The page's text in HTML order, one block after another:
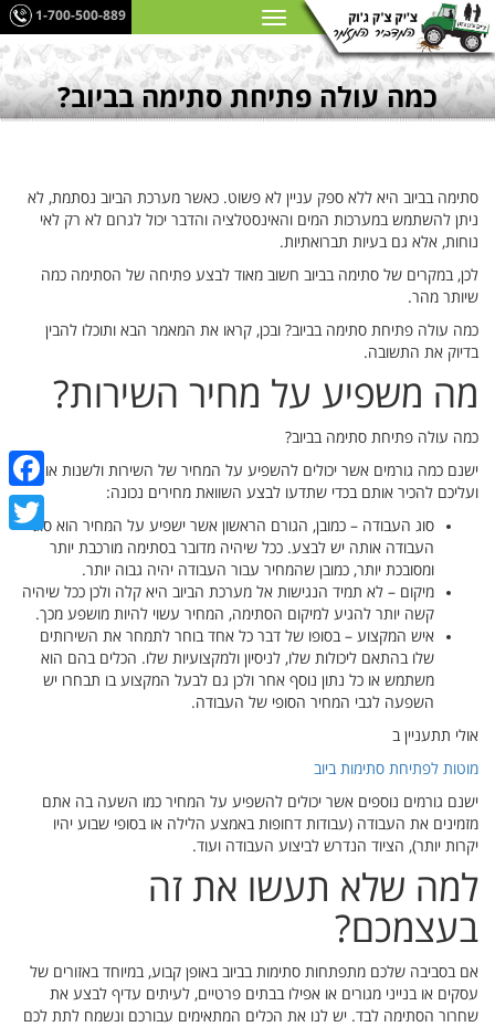
1-700-500-889
כמה עולה פתיחת סתימה בביוב?
סתימה בביוב היא ללא ספק עניין לא פשוט. כאשר מערכת הביוב נסתמת, לא
ניתן להשתמש במערכות המים והאינסטלציה והדבר יכול לגרום לא רק לאי
נוחות, אלא גם בעיות תברואתיות.
לכן, במקרים של סתימה בביוב חשוב מאוד לבצע פתיחה של הסתימה כמה
שיותר מהר.
כמה עולה פתיחת סתימה בביוב? ובכן, קראו את המאמר הבא ותוכלו להבין
בדיוק את התשובה.
מה משפיע על מחיר השירות?
כמה עולה פתיחת סתימה בביוב?
ישנם כמה גורמים אשר יכולים להשפיע על המחיר של השירות ולשנות אותו,
ועליכם להכיר אותם בכדי שתדעו לבצע השוואת מחירים נכונה:
סוג העבודה – כמובן, הגורם הראשון אשר ישפיע על המחיר הוא סוג
העבודה אותה יש לבצע. ככל שיהיה מדובר בסתימה מורכבת יותר
ומסובכת יותר, כמובן שהמחיר עבור העבודה יהיה גבוה יותר.
מיקום – לא תמיד הנגישות אל מערכת הביוב היא קלה ולכן ככל שיהיה
קשה יותר להגיע למיקום הסתימה, המחיר עשוי להיות מושפע מכך.
איש המקצוע – בסופו של דבר כל אחד בוחר לתמחר את השירותים
שלו בהתאם ליכולות שלו, לניסיון ולמקצועיות שלו. הכלים בהם הוא
משתמש או כל נתון נוסף אחר ולכן גם לבעל המקצוע בו תבחרו יש
השפעה לגבי המחיר הסופי של העבודה.
אולי תתעניין ב
מוטות לפתיחת סתימות ביוב
ישנם גורמים נוספים אשר יכולים להשפיע על המחיר כמו השעה בה אתם
מזמינים את העבודה (עבודות דחופות באמצע הלילה או בסופי שבוע יהיו
יקרות יותר), הציוד הנדרש לביצוע העבודה ועוד.
למה שלא תעשו את זה
בעצמכם?
אם בסביבה שלכם מתפתחות סתימות בביוב באופן קבוע, במיוחד באזורים של
עסקים או בנייני מגורים או אפילו בבתים פרטיים, לעיתים עדיף לבצע את
שחרור הסתימה לבד. יש לנו את הכלים המתאימים עבורכם ונשמח לתת לכם